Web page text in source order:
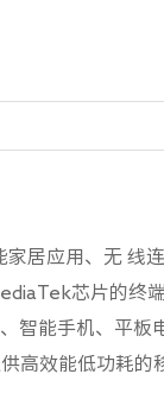
发团队，自主研发
在80 多个国家和
居应用、无 线
芯片的终
智能手机、平板
高效能低功耗的
致力让科